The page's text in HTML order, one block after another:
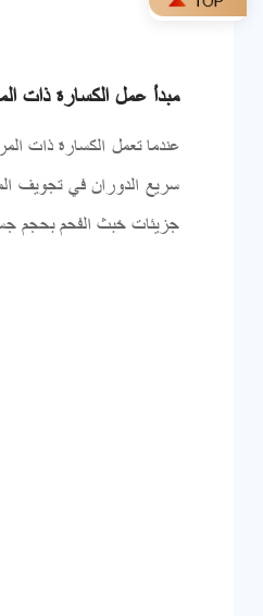
مبدأ عمل الكسارة ذات
عندما تعمل الكسارة ذات
سريع الدوران في تجويف
جزيئات خبث الفحم بحجم جسيمات تفريغ أقل من 3 ملليمتر. يمكن لحجم الجسيمات هذا أن